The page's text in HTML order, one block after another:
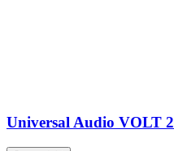
Universal Audio VOLT 2